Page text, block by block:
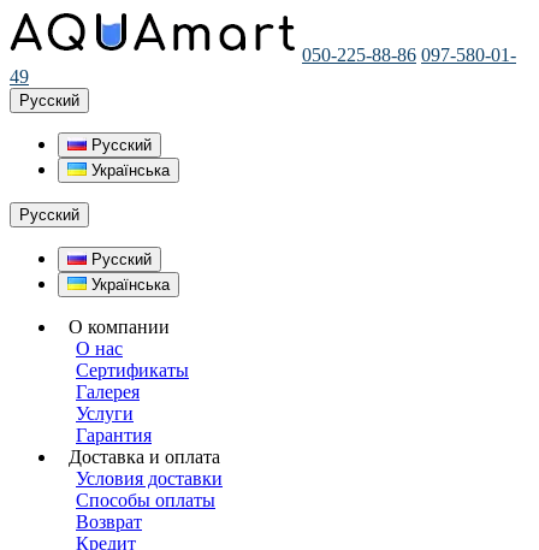
050-225-88-86 097-580-01-
49
Русский
Русский
Українська
Русский
Русский
Українська
О компании
О нас
Сертификаты
Галерея
Услуги
Гарантия
Доставка и оплата
Условия доставки
Способы оплаты
Возврат
Кредит